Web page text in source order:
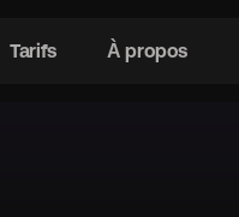
Tarifs À propos